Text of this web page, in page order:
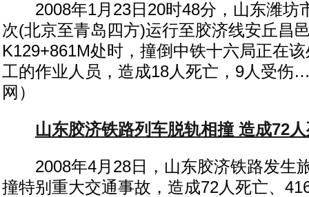
2008年1月23日20时48分，山东潍坊
次(北京至青岛四方)运行至胶济线安丘昌
K129+861M处时，撞倒中铁十六局正在
工的作业人员，造成18人死亡，9人受
网）
山东胶济铁路列车脱轨相撞 造成72
2008年4月28日，山东胶济铁路发生
撞特别重大交通事故，造成72人死亡、